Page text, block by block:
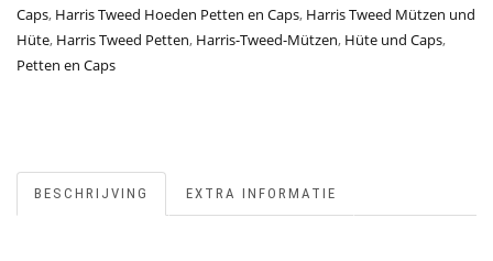
Caps, Harris Tweed Hoeden Petten en Caps, Harris Tweed Mützen und
Hüte, Harris Tweed Petten, Harris-Tweed-Mützen, Hüte und Caps,
Petten en Caps
BESCHRIJVING EXTRA INFORMATIE